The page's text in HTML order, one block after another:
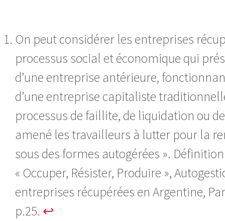
On peut considérer les entreprises
processus social et économique qui
d’une entreprise antérieure,
d’une entreprise capitaliste
processus de faillite, de liquidation ou
amené les travailleurs à lutter pour la
sous des formes autogérées ». Définition
« Occuper, Résister, Produire »,
entreprises récupérées en Argentine,
p.25. ↩